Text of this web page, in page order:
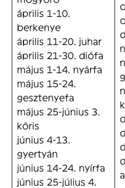
április 1-10.
berkenye
április 11-20. juhar
április 21-30. diófa
május 1-14. nyárfa
május 15-24.
gesztenyefa
május 25-június 3.
kőris
június 4-13.
gyertyán
június 14-24. nyírfa
június 25-július 4.